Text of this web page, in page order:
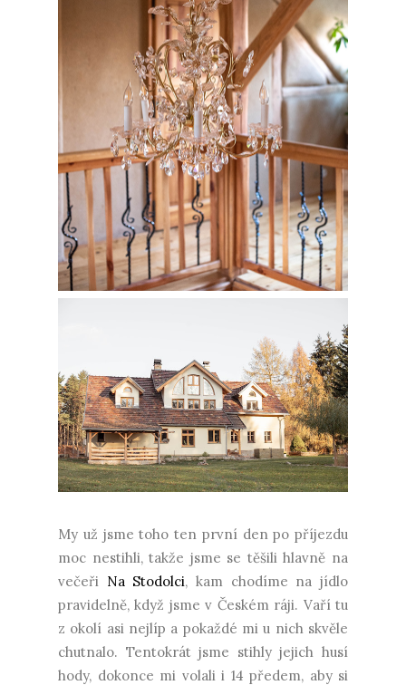
My už jsme toho ten první den po příjezdu
moc nestihli, takže jsme se těšili hlavně na
večeři Na Stodolci, kam chodíme na jídlo
pravidelně, když jsme v Českém ráji. Vaří tu
z okolí asi nejlíp a pokaždé mi u nich skvěle
chutnalo. Tentokrát jsme stihly jejich husí
hody, dokonce mi volali i 14 předem, aby si